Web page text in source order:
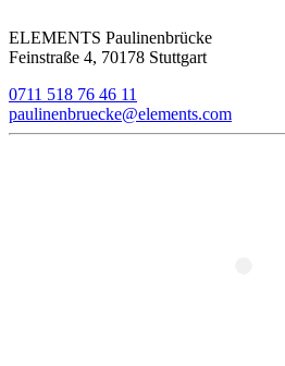
ELEMENTS Paulinenbrücke
Feinstraße 4, 70178 Stuttgart
0711 518 76 46 11
paulinenbruecke@elements.com